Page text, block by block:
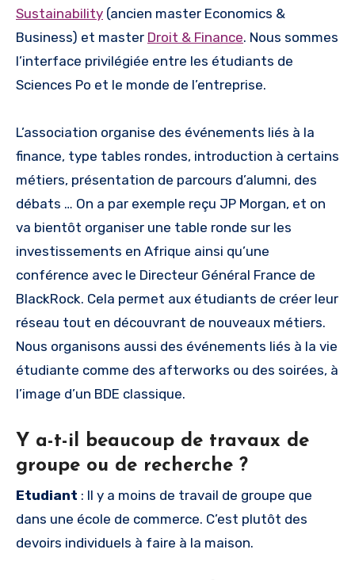
Sustainability (ancien master Economics &
Business) et master Droit & Finance. Nous sommes
l’interface privilégiée entre les étudiants de
Sciences Po et le monde de l’entreprise.
L’association organise des événements liés à la
finance, type tables rondes, introduction à certains
métiers, présentation de parcours d’alumni, des
débats … On a par exemple reçu JP Morgan, et on
va bientôt organiser une table ronde sur les
investissements en Afrique ainsi qu’une
conférence avec le Directeur Général France de
BlackRock. Cela permet aux étudiants de créer leur
réseau tout en découvrant de nouveaux métiers.
Nous organisons aussi des événements liés à la vie
étudiante comme des afterworks ou des soirées, à
l’image d’un BDE classique.
Y a-t-il beaucoup de travaux de
groupe ou de recherche ?
Etudiant : Il y a moins de travail de groupe que
dans une école de commerce. C’est plutôt des
devoirs individuels à faire à la maison.